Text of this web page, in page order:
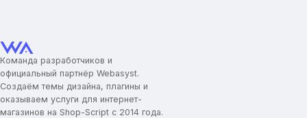
Команда разработчиков и
официальный партнёр Webasyst.
Создаём темы дизайна, плагины и
оказываем услуги для интернет-
магазинов на Shop-Script с 2014 года.